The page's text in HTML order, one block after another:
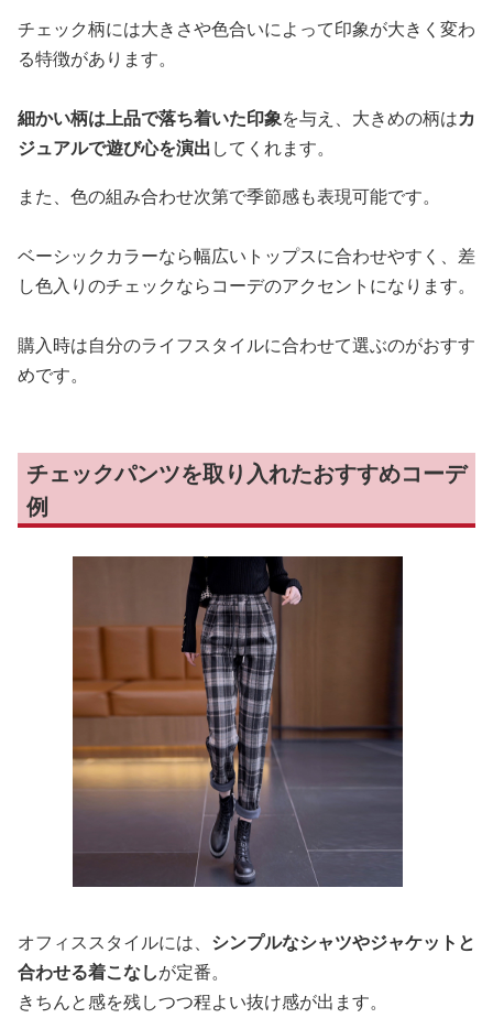
チェック柄には大きさや色合いによって印象が大きく変わ
る特徴があります。
細かい柄は上品で落ち着いた印象を与え、大きめの柄はカ
ジュアルで遊び心を演出してくれます。
また、色の組み合わせ次第で季節感も表現可能です。
ベーシックカラーなら幅広いトップスに合わせやすく、差
し色入りのチェックならコーデのアクセントになります。
購入時は自分のライフスタイルに合わせて選ぶのがおすす
めです。
チェックパンツを取り入れたおすすめコーデ
例
オフィススタイルには、 シンプルなシャツやジャケットと
合わせる着こなしが定番。
きちんと感を残しつつ程よい抜け感が出ます。